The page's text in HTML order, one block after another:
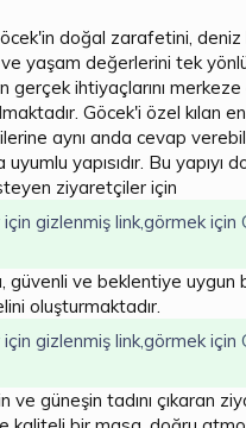
doğal zarafetini, deniz
yaşam değerlerini tek
gerçek ihtiyaçlarını merkeze
Göcek'i özel kılan
aynı anda cevap
yapısıdır. Bu yapıyı
ziyaretçiler için
gizlenmiş link,görmek için
güvenli ve beklentiye uygun
oluşturmaktadır.
gizlenmiş link,görmek için
ve güneşin tadını çıkaran